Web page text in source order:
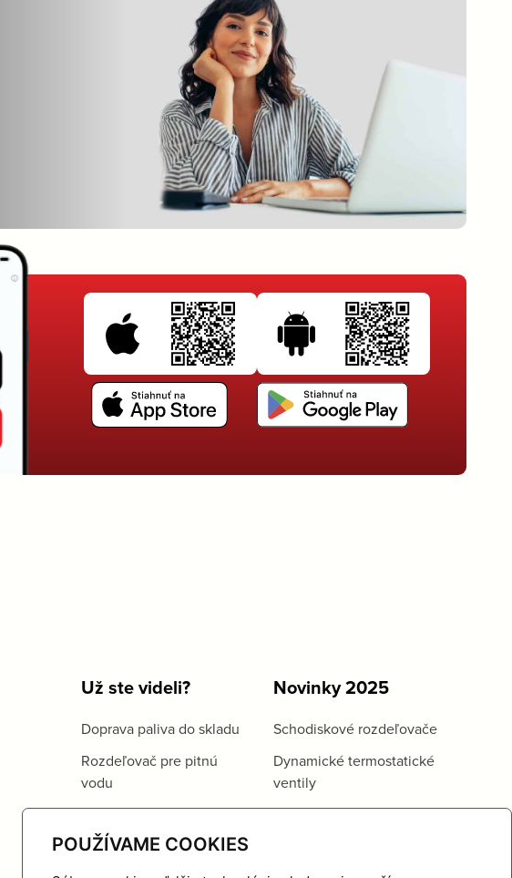
POUŽÍVAME COOKIES
Už ste videli?
Doprava paliva do skladu
Rozdeľovač pre pitnú
vodu
Novinky 2025
Schodiskové rozdeľovače
Dynamické termostatické
ventily